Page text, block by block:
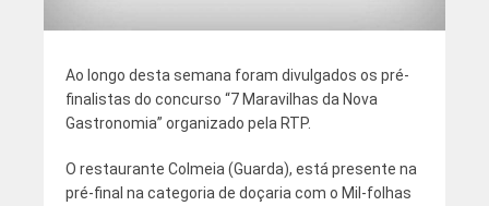
Ao longo desta semana foram divulgados os pré-
finalistas do concurso “7 Maravilhas da Nova
Gastronomia” organizado pela RTP.
O restaurante Colmeia (Guarda), está presente na
pré-final na categoria de doçaria com o Mil-folhas